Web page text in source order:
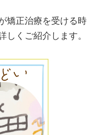
矯正治療を受ける時
しくご紹介します。